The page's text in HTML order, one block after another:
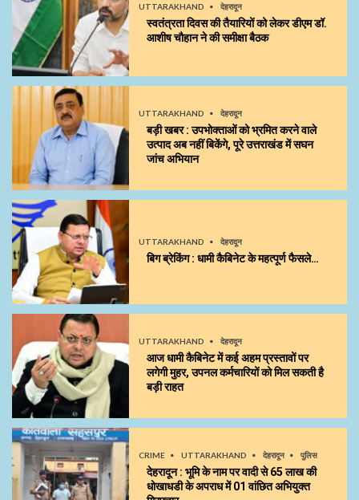
UTTARAKHAND देहरादून
स्वतंत्रता दिवस की तैयारियों को लेकर डीएम डॉ.
आशीष चौहान ने की समीक्षा बैठक
UTTARAKHAND देहरादून
बड़ी खबर : उपभोक्ताओं को भ्रमित करने वाले
उत्पाद अब नहीं बिकेंगे, पूरे उत्तराखंड में सघन
जांच अभियान
UTTARAKHAND देहरादून
बिग ब्रेकिंग : धामी कैबिनेट के महत्पूर्ण फैसले…
UTTARAKHAND देहरादून
आज धामी कैबिनेट में कई अहम प्रस्तावों पर
लगेगी मुहर, उपनल कर्मचारियों को मिल सकती है
बड़ी राहत
CRIME UTTARAKHAND देहरादून पुलिस
देहरादून : भूमि के नाम पर वादी से 65 लाख की
धोखाधडी के अपराध में 01 वांछित अभियुक्त